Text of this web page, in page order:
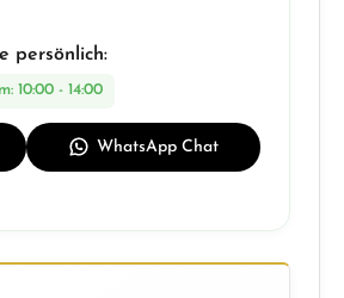
persönlich:
10:00 - 14:00
WhatsApp Chat